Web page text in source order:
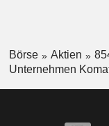
Börse Aktien
Unternehmen